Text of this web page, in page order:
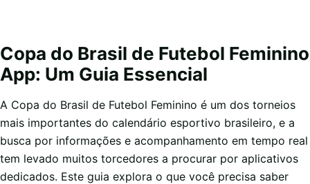
Copa do Brasil de Futebol Feminino
App: Um Guia Essencial
A Copa do Brasil de Futebol Feminino é um dos torneios
mais importantes do calendário esportivo brasileiro, e a
busca por informações e acompanhamento em tempo real
tem levado muitos torcedores a procurar por aplicativos
dedicados. Este guia explora o que você precisa saber